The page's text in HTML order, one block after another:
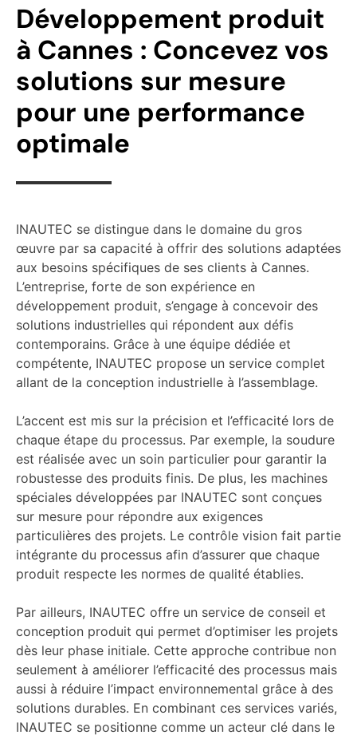
Développement produit
à Cannes : Concevez vos
solutions sur mesure
pour une performance
optimale
INAUTEC se distingue dans le domaine du gros
œuvre par sa capacité à offrir des solutions adaptées
aux besoins spécifiques de ses clients à Cannes.
L’entreprise, forte de son expérience en
développement produit, s’engage à concevoir des
solutions industrielles qui répondent aux défis
contemporains. Grâce à une équipe dédiée et
compétente, INAUTEC propose un service complet
allant de la conception industrielle à l’assemblage.
L’accent est mis sur la précision et l’efficacité lors de
chaque étape du processus. Par exemple, la soudure
est réalisée avec un soin particulier pour garantir la
robustesse des produits finis. De plus, les machines
spéciales développées par INAUTEC sont conçues
sur mesure pour répondre aux exigences
particulières des projets. Le contrôle vision fait partie
intégrante du processus afin d’assurer que chaque
produit respecte les normes de qualité établies.
Par ailleurs, INAUTEC offre un service de conseil et
conception produit qui permet d’optimiser les projets
dès leur phase initiale. Cette approche contribue non
seulement à améliorer l’efficacité des processus mais
aussi à réduire l’impact environnemental grâce à des
solutions durables. En combinant ces services variés,
INAUTEC se positionne comme un acteur clé dans le